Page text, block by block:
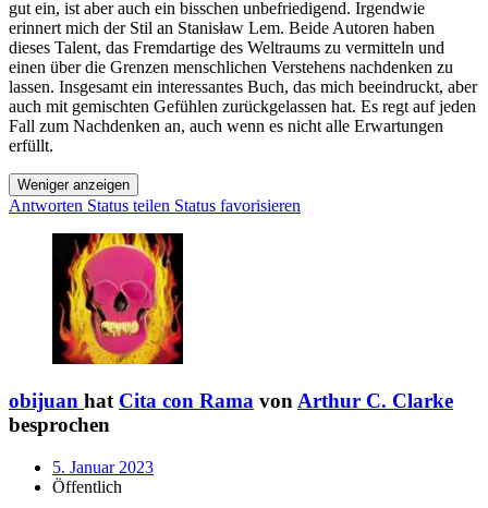
gut ein, ist aber auch ein bisschen unbefriedigend. Irgendwie
erinnert mich der Stil an Stanisław Lem. Beide Autoren haben
dieses Talent, das Fremdartige des Weltraums zu vermitteln und
einen über die Grenzen menschlichen Verstehens nachdenken zu
lassen. Insgesamt ein interessantes Buch, das mich beeindruckt, aber
auch mit gemischten Gefühlen zurückgelassen hat. Es regt auf jeden
Fall zum Nachdenken an, auch wenn es nicht alle Erwartungen
erfüllt.
Weniger anzeigen
Antworten Status teilen Status favorisieren
obijuan hat Cita con Rama von Arthur C. Clarke
besprochen
5. Januar 2023
Öffentlich